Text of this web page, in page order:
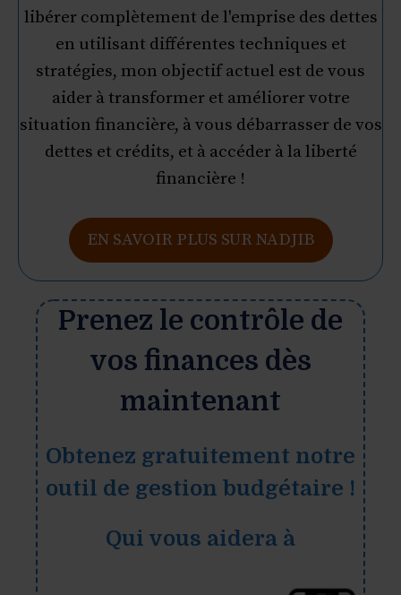
libérer complètement de l'emprise des dettes
en utilisant différentes techniques et
stratégies, mon objectif actuel est de vous
aider à transformer et améliorer votre
situation financière, à vous débarrasser de vos
dettes et crédits, et à accéder à la liberté
financière !
EN SAVOIR PLUS SUR NADJIB
Prenez le contrôle de
vos finances dès
maintenant
Obtenez gratuitement notre
outil de gestion budgétaire !
Qui vous aidera à